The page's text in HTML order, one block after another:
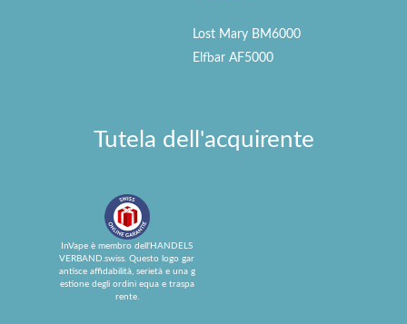
Lost Mary BM6000
Elfbar AF5000
Tutela dell'acquirente
InVape è membro dell'HANDELS
VERBAND.swiss. Questo logo gar
antisce affidabilità, serietà e una g
estione degli ordini equa e traspa
rente.